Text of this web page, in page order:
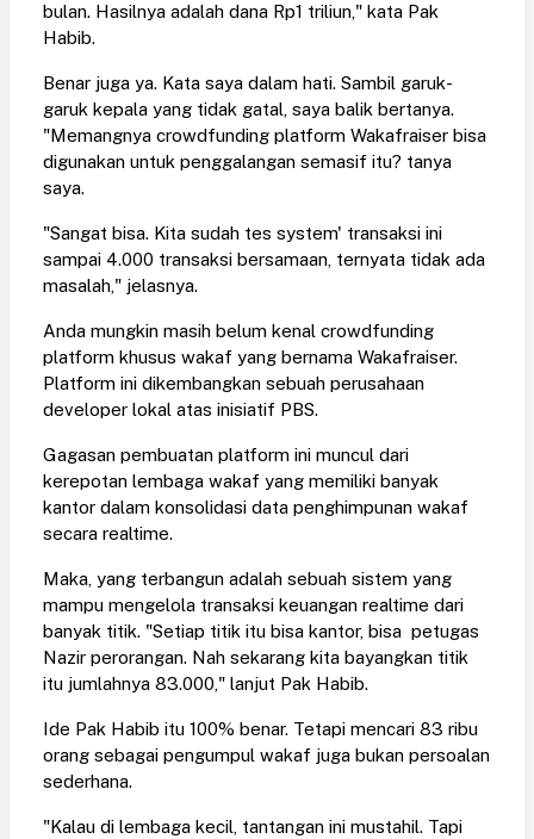
bulan. Hasilnya adalah dana Rp1 triliun," kata Pak
Habib.
Benar juga ya. Kata saya dalam hati. Sambil garuk-
garuk kepala yang tidak gatal, saya balik bertanya.
"Memangnya crowdfunding platform Wakafraiser bisa
digunakan untuk penggalangan semasif itu? tanya
saya.
"Sangat bisa. Kita sudah tes system' transaksi ini
sampai 4.000 transaksi bersamaan, ternyata tidak ada
masalah," jelasnya.
Anda mungkin masih belum kenal crowdfunding
platform khusus wakaf yang bernama Wakafraiser.
Platform ini dikembangkan sebuah perusahaan
developer lokal atas inisiatif PBS.
Gagasan pembuatan platform ini muncul dari
kerepotan lembaga wakaf yang memiliki banyak
kantor dalam konsolidasi data penghimpunan wakaf
secara realtime.
Maka, yang terbangun adalah sebuah sistem yang
mampu mengelola transaksi keuangan realtime dari
banyak titik. "Setiap titik itu bisa kantor, bisa petugas
Nazir perorangan. Nah sekarang kita bayangkan titik
itu jumlahnya 83.000," lanjut Pak Habib.
Ide Pak Habib itu 100% benar. Tetapi mencari 83 ribu
orang sebagai pengumpul wakaf juga bukan persoalan
sederhana.
"Kalau di lembaga kecil, tantangan ini mustahil. Tapi